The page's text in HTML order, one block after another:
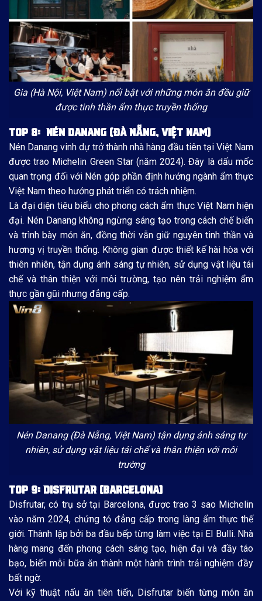
Gia (Hà Nội, Việt Nam) nổi bật với những món ăn đều giữ
được tinh thần ẩm thực truyền thống
TOP 8: NÉN DANANG (ĐÀ NẴNG, VIỆT NAM)
Nén Danang vinh dự trở thành nhà hàng đầu tiên tại Việt Nam
được trao Michelin Green Star (năm 2024). Đây là dấu mốc
quan trọng đối với Nén góp phần định hướng ngành ẩm thực
Việt Nam theo hướng phát triển có trách nhiệm.
Là đại diện tiêu biểu cho phong cách ẩm thực Việt Nam hiện
đại. Nén Danang không ngừng sáng tạo trong cách chế biến
và trình bày món ăn, đồng thời vẫn giữ nguyên tinh thần và
hương vị truyền thống. Không gian được thiết kế hài hòa với
thiên nhiên, tận dụng ánh sáng tự nhiên, sử dụng vật liệu tái
chế và thân thiện với môi trường, tạo nên trải nghiệm ẩm
thực gần gũi nhưng đẳng cấp.
Nén Danang (Đà Nẵng, Việt Nam) tận dụng ánh sáng tự
nhiên, sử dụng vật liệu tái chế và thân thiện với môi
trường
TOP 9: DISFRUTAR (BARCELONA)
Disfrutar, có trụ sở tại Barcelona, được trao 3 sao Michelin
vào năm 2024, chứng tỏ đẳng cấp trong làng ẩm thực thế
giới. Thành lập bởi ba đầu bếp từng làm việc tại El Bulli. Nhà
hàng mang đến phong cách sáng tạo, hiện đại và đầy táo
bạo, biến mỗi bữa ăn thành một hành trình trải nghiệm đầy
bất ngờ.
Với kỹ thuật nấu ăn tiên tiến, Disfrutar biến từng món ăn